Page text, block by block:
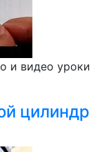
и видео уроки
цилиндр